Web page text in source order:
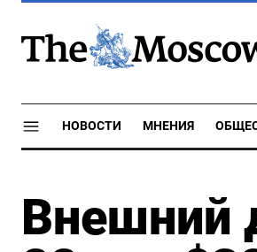
НОВОСТИ МНЕНИЯ
Внешний